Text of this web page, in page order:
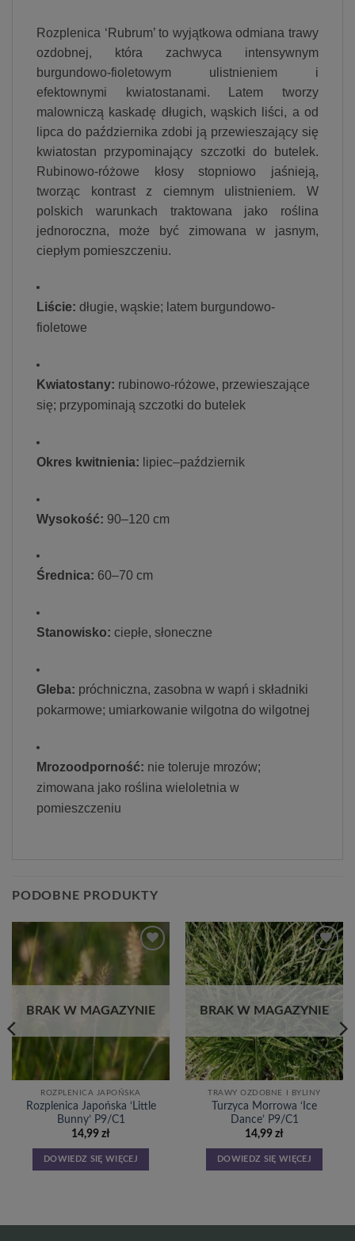
Rozplenica ‘Rubrum’ to wyjątkowa odmiana trawy
ozdobnej, która zachwyca intensywnym
burgundowo-fioletowym ulistnieniem i
efektownymi kwiatostanami. Latem tworzy
malowniczą kaskadę długich, wąskich liści, a od
lipca do października zdobi ją przewieszający się
kwiatostan przypominający szczotki do butelek.
Rubinowo-różowe kłosy stopniowo jaśnieją,
tworząc kontrast z ciemnym ulistnieniem. W
polskich warunkach traktowana jako roślina
jednoroczna, może być zimowana w jasnym,
ciepłym pomieszczeniu.
Liście: długie, wąskie; latem burgundowo-
fioletowe
Kwiatostany: rubinowo-różowe, przewieszające
się; przypominają szczotki do butelek
Okres kwitnienia: lipiec–październik
Wysokość: 90–120 cm
Średnica: 60–70 cm
Stanowisko: ciepłe, słoneczne
Gleba: próchniczna, zasobna w wapń i składniki
pokarmowe; umiarkowanie wilgotna do wilgotnej
Mrozoodporność: nie toleruje mrozów;
zimowana jako roślina wieloletnia w
pomieszczeniu
PODOBNE PRODUKTY
listy
BRAK W MAGAZYNIE
ROZPLENICA JAPOŃSKA
Rozplenica Japońska ‘Little
Bunny’ P9/C1
14,99 zł
DOWIEDZ SIĘ WIĘCEJ
Dodaj
do
listy
BRAK W MAGAZYNIE
TRAWY OZDOBNE I BYLINY
Turzyca Morrowa ‘Ice
Dance’ P9/C1
14,99 zł
DOWIEDZ SIĘ WIĘCEJ